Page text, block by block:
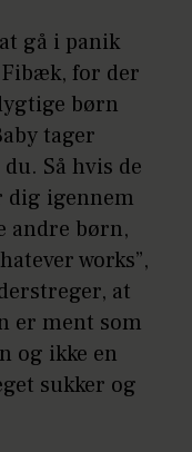
gå i panik
for der
børn
tager
Så hvis de
dig igennem
andre børn,
works”,
at
er ment som
og ikke en
sukker og